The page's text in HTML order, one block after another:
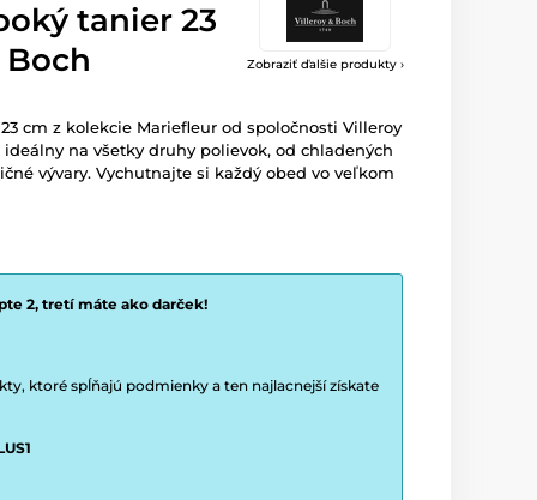
Zobraziť ďalšie produkty ›
tanier 23
cm z kolekcie Mariefleur od spoločnosti Villeroy
ideálny na všetky druhy polievok, od chladených
vývary. Vychutnajte si každý obed vo veľkom
2, tretí máte ako darček!
ktoré spĺňajú podmienky a ten najlacnejší získate